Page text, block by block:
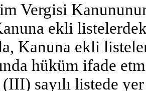
Vergisi
ekli
Kanuna ekli
hüküm ifade
sayılı listede